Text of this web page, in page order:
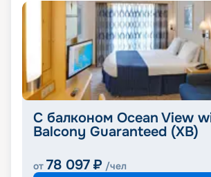
С балконом Ocean View
Balcony Guaranteed (XB)
от 78 097 ₽ /чел